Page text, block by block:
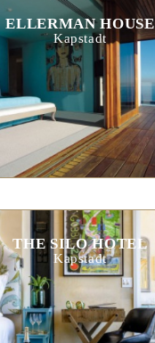
ELLERMAN HOUSE
Kapstadt
THE SILO HOTEL
Kapstadt